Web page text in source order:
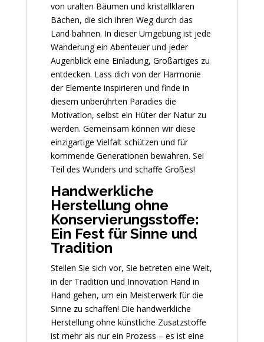
von uralten Bäumen und kristallklaren
Bächen, die sich ihren Weg durch das
Land bahnen. In dieser Umgebung ist jede
Wanderung ein Abenteuer und jeder
Augenblick eine Einladung, Großartiges zu
entdecken. Lass dich von der Harmonie
der Elemente inspirieren und finde in
diesem unberührten Paradies die
Motivation, selbst ein Hüter der Natur zu
werden. Gemeinsam können wir diese
einzigartige Vielfalt schützen und für
kommende Generationen bewahren. Sei
Teil des Wunders und schaffe Großes!
Handwerkliche
Herstellung ohne
Konservierungsstoffe:
Ein Fest für Sinne und
Tradition
Stellen Sie sich vor, Sie betreten eine Welt,
in der Tradition und Innovation Hand in
Hand gehen, um ein Meisterwerk für die
Sinne zu schaffen! Die handwerkliche
Herstellung ohne künstliche Zusatzstoffe
ist mehr als nur ein Prozess – es ist eine